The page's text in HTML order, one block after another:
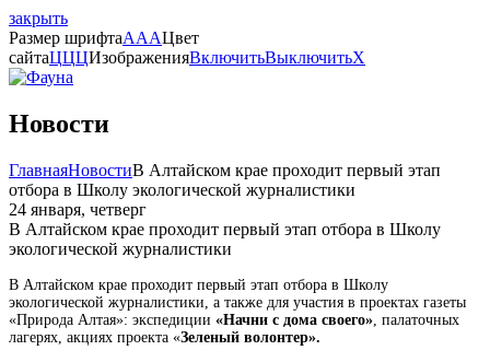
закрыть
Размер шрифтаAAAЦвет
сайтаЦЦЦИзображенияВключитьВыключитьX
Новости
ГлавнаяНовостиВ Алтайском крае проходит первый этап
отбора в Школу экологической журналистики
24 января, четверг
В Алтайском крае проходит первый этап отбора в Школу
экологической журналистики
В Алтайском крае проходит первый этап отбора в Школу
экологической журналистики, а также для участия в проектах газеты
«Природа Алтая»: экспедиции «Начни с дома своего» , палаточных
лагерях, акциях проекта «Зеленый волонтер».